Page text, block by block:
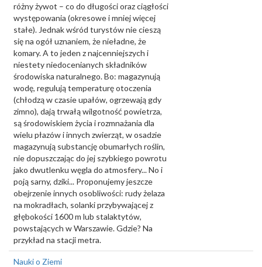
różny żywot – co do długości oraz ciągłości
występowania (okresowe i mniej więcej
stałe). Jednak wśród turystów nie cieszą
się na ogół uznaniem, że nieładne, że
komary. A to jeden z najcenniejszych i
niestety niedocenianych składników
środowiska naturalnego. Bo: magazynują
wodę, regulują temperaturę otoczenia
(chłodzą w czasie upałów, ogrzewają gdy
zimno), dają trwałą wilgotność powietrza,
są środowiskiem życia i rozmnażania dla
wielu płazów i innych zwierząt, w osadzie
magazynują substancję obumarłych roślin,
nie dopuszczając do jej szybkiego powrotu
jako dwutlenku węgla do atmosfery... No i
poją sarny, dziki... Proponujemy jeszcze
obejrzenie innych osobliwości: rudy żelaza
na mokradłach, solanki przybywającej z
głębokości 1600 m lub stalaktytów,
powstających w Warszawie. Gdzie? Na
przykład na stacji metra.
Nauki o Ziemi